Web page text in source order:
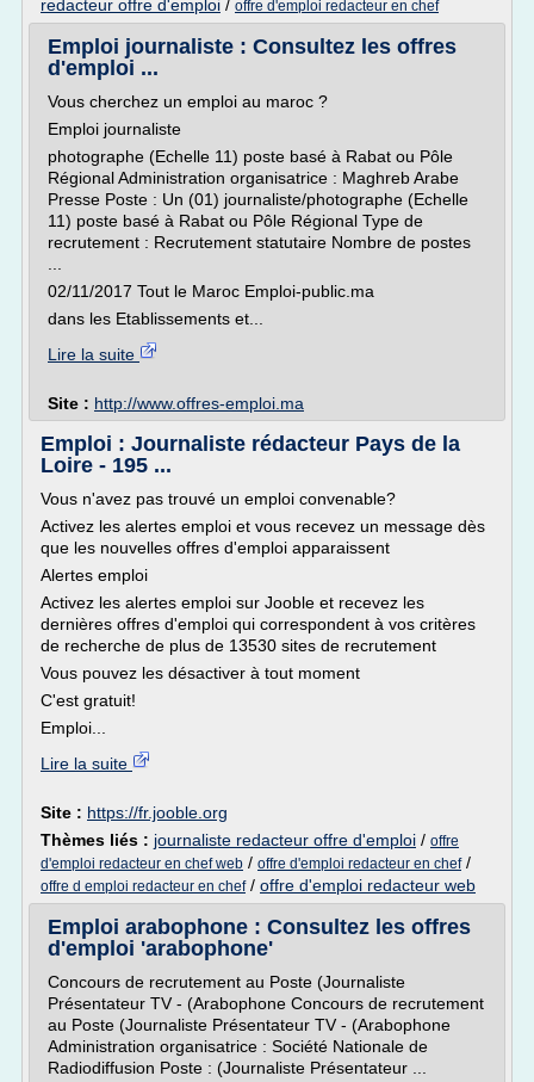
redacteur offre d'emploi / offre d'emploi redacteur en chef
Emploi journaliste : Consultez les offres
d'emploi ...
Vous cherchez un emploi au maroc ?
Emploi journaliste
photographe (Echelle 11) poste basé à Rabat ou Pôle
Régional Administration organisatrice : Maghreb Arabe
Presse Poste : Un (01) journaliste/photographe (Echelle
11) poste basé à Rabat ou Pôle Régional Type de
recrutement : Recrutement statutaire Nombre de postes
02/11/2017 Tout le Maroc Emploi-public.ma
dans les Etablissements et...
Lire la suite
Site : http://www.offres-emploi.ma
Emploi : Journaliste rédacteur Pays de la
Loire - 195 ...
Vous n'avez pas trouvé un emploi convenable?
Activez les alertes emploi et vous recevez un message dès
que les nouvelles offres d'emploi apparaissent
Alertes emploi
Activez les alertes emploi sur Jooble et recevez les
dernières offres d'emploi qui correspondent à vos critères
de recherche de plus de 13530 sites de recrutement
Vous pouvez les désactiver à tout moment
C'est gratuit!
Emploi...
Lire la suite
Site : https://fr.jooble.org
Thèmes liés : journaliste redacteur offre d'emploi / offre
d'emploi redacteur en chef web / offre d'emploi redacteur en chef/
offre d emploi redacteur en chef/ offre d'emploi redacteur web
Emploi arabophone : Consultez les offres
d'emploi 'arabophone'
Concours de recrutement au Poste (Journaliste
Présentateur TV - (Arabophone Concours de recrutement
au Poste (Journaliste Présentateur TV - (Arabophone
Administration organisatrice : Société Nationale de
Radiodiffusion Poste : (Journaliste Présentateur ...